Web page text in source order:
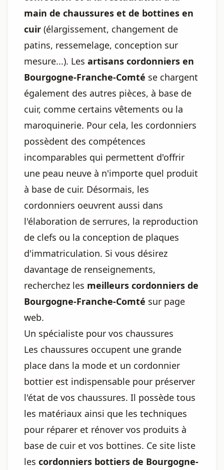
main de chaussures et de bottines en
cuir (élargissement, changement de
patins, ressemelage, conception sur
mesure...). Les artisans cordonniers en
Bourgogne-Franche-Comté se chargent
également des autres pièces, à base de
cuir, comme certains vêtements ou la
maroquinerie. Pour cela, les cordonniers
possèdent des compétences
incomparables qui permettent d'offrir
une peau neuve à n'importe quel produit
à base de cuir. Désormais, les
cordonniers oeuvrent aussi dans
l'élaboration de serrures, la reproduction
de clefs ou la conception de plaques
d'immatriculation. Si vous désirez
davantage de renseignements,
recherchez les meilleurs cordonniers de
Bourgogne-Franche-Comté sur page
web.
Un spécialiste pour vos chaussures
Les chaussures occupent une grande
place dans la mode et un cordonnier
bottier est indispensable pour préserver
l'état de vos chaussures. Il possède tous
les matériaux ainsi que les techniques
pour réparer et rénover vos produits à
base de cuir et vos bottines. Ce site liste
les cordonniers bottiers de Bourgogne-